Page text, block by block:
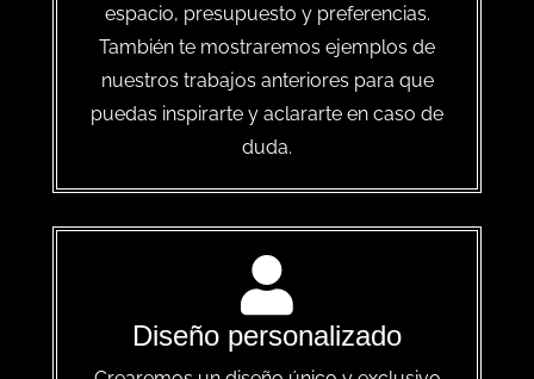
espacio, presupuesto y preferencias.
También te mostraremos ejemplos de
nuestros trabajos anteriores para que
puedas inspirarte y aclararte en caso de
duda.
Diseño personalizado